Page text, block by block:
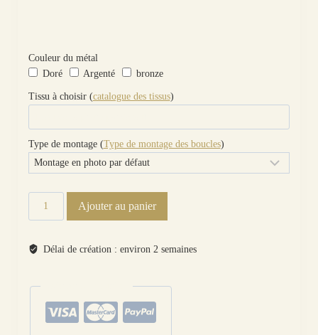
Couleur du métal
Doré
Argenté bronze
Tissu à choisir (catalogue des tissus)
Type de montage (Type de montage des boucles)
d'oreilles
adelajda
Ajouter au panier
Délai de création : environ 2 semaines